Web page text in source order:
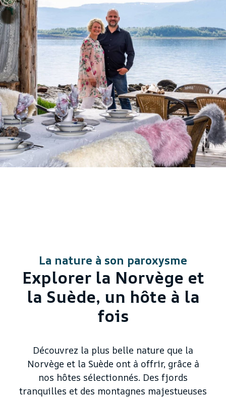
La nature à son paroxysme
Explorer la Norvège et
la Suède, un hôte à la
fois
Découvrez la plus belle nature que la
Norvège et la Suède ont à offrir, grâce à
nos hôtes sélectionnés. Des fjords
tranquilles et des montagnes majestueuses